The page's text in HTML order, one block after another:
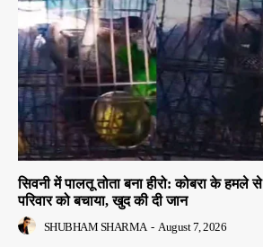
सिवनी में पालतू तोता बना हीरो: कोबरा के
परिवार को बचाया, खुद की दी जान
SHUBHAM SHARMA - August 7, 2026